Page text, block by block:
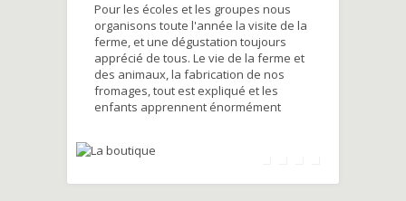
Pour les écoles et les groupes nous
organisons toute l'année la visite de la
ferme, et une dégustation toujours
apprécié de tous. Le vie de la ferme et
des animaux, la fabrication de nos
fromages, tout est expliqué et les
enfants apprennent énormément